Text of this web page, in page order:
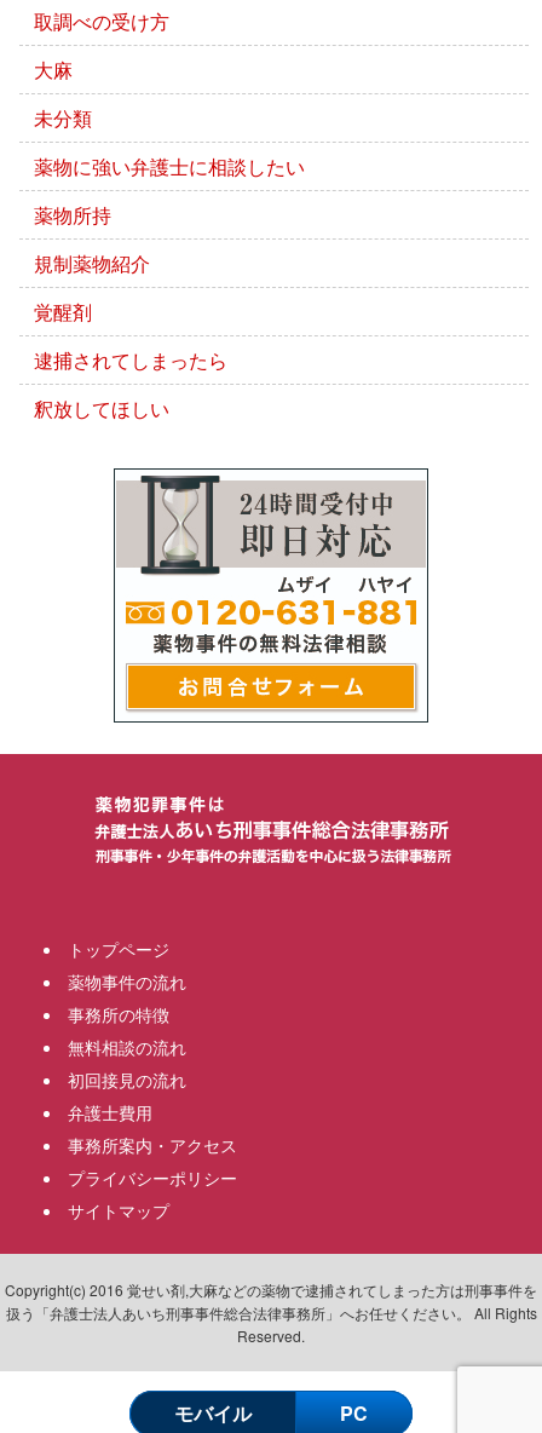
取調べの受け方
大麻
未分類
薬物に強い弁護士に相談したい
薬物所持
規制薬物紹介
覚醒剤
逮捕されてしまったら
釈放してほしい
トップページ
薬物事件の流れ
事務所の特徴
無料相談の流れ
初回接見の流れ
弁護士費用
事務所案内・アクセス
プライバシーポリシー
サイトマップ
Copyright(c) 2016 覚せい剤,大麻などの薬物で逮捕されてしまった方は刑事事件を
扱う「弁護士法人あいち刑事事件総合法律事務所」へお任せください。 All Rights
Reserved.
モバイル PC